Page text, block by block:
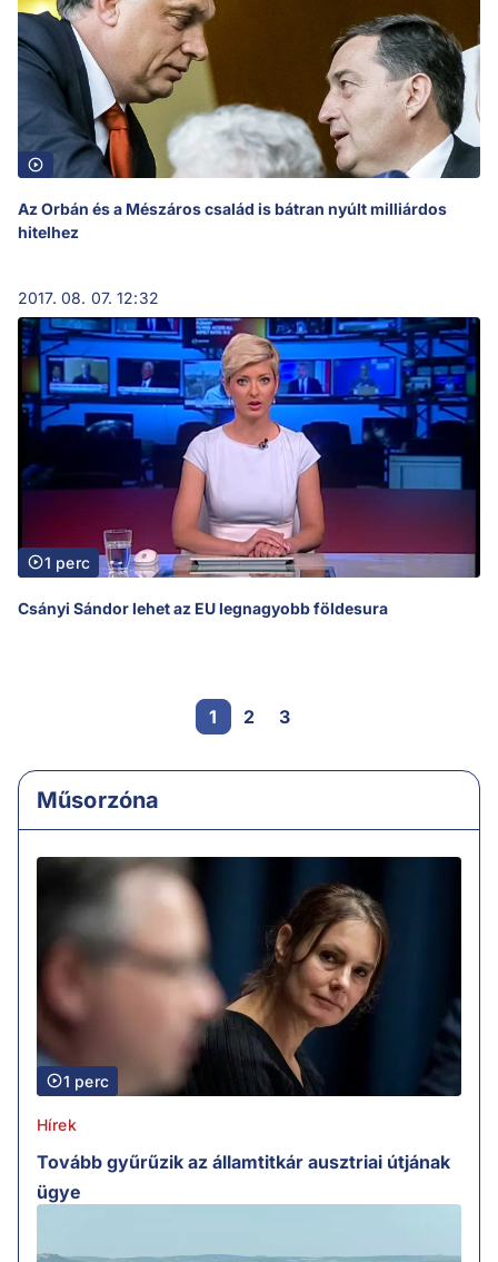
Az Orbán és a Mészáros család is bátran nyúlt milliárdos
hitelhez
2017. 08. 07. 12:32
1 perc
Csányi Sándor lehet az EU legnagyobb földesura
1 2 3
Műsorzóna
1 perc
Hírek
Tovább gyűrűzik az államtitkár ausztriai útjának
ügye